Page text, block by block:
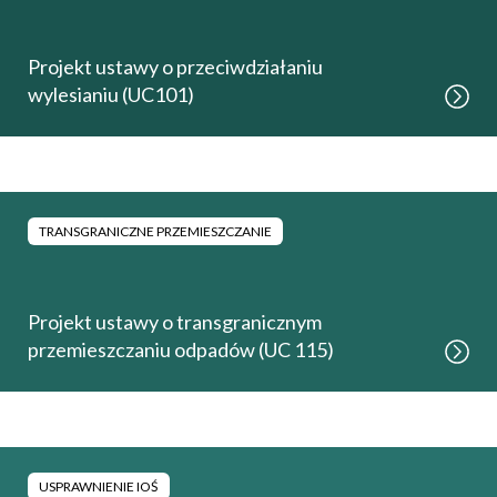
Projekt ustawy o przeciwdziałaniu
wylesianiu (UC101)
TRANSGRANICZNE PRZEMIESZCZANIE
Projekt ustawy o transgranicznym
przemieszczaniu odpadów (UC 115)
USPRAWNIENIE IOŚ